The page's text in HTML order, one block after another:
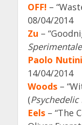
OFF! –
08/04/2014
Zu –
Sperimentale
Paolo Nutini
14/04/2014
Woods–
(Psychedelic
Eels– “The